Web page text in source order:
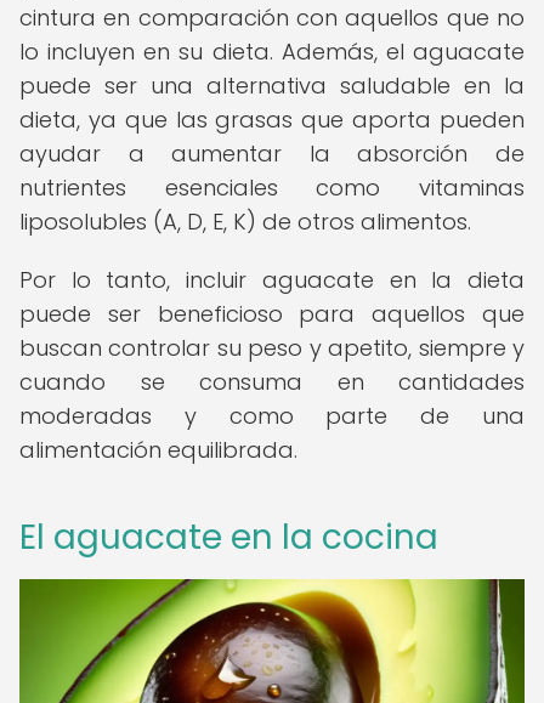
cintura en comparación con aquellos que no
lo incluyen en su dieta. Además, el aguacate
puede ser una alternativa saludable en la
dieta, ya que las grasas que aporta pueden
ayudar a aumentar la absorción de
nutrientes esenciales como vitaminas
liposolubles (A, D, E, K) de otros alimentos.
Por lo tanto, incluir aguacate en la dieta
puede ser beneficioso para aquellos que
buscan controlar su peso y apetito, siempre y
cuando se consuma en cantidades
moderadas y como parte de una
alimentación equilibrada.
El aguacate en la cocina